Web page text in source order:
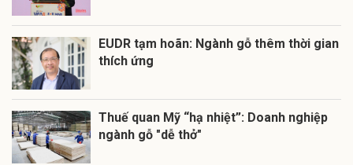
EUDR tạm hoãn: Ngành gỗ thêm thời gian
thích ứng
Thuế quan Mỹ “hạ nhiệt”: Doanh nghiệp
ngành gỗ "dễ thở"